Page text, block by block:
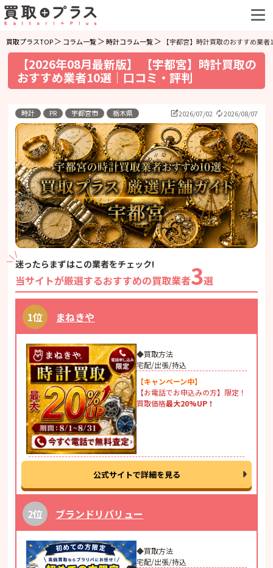
買取プラスTOP コラム一覧 時計コラム一覧 【宇都宮】時計買取のおすすめ業
【2026年08月最新版】 【宇都宮】時計買取の
おすすめ業者10選｜口コミ・評判
2026/07/02 2026/08/07
時計 PR 宇都宮市 栃木県
迷ったらまずはこの業者をチェック!
当サイトが厳選するおすすめの買取業者3選
まねきや
◆買取方法
宅配/出張/持込
【キャンペーン中】
【お電話でお申込みの方】限定！
買取価格最大20%UP！
公式サイトで詳細を見る
ブランドリバリュー
◆買取方法
宅配/出張/持込